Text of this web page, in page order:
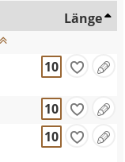
Länge
10
10
10